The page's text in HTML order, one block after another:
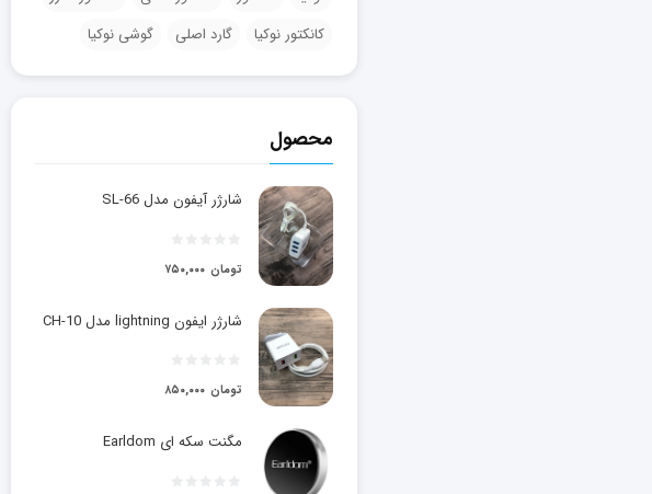
کانکتور نوکیا
گارد اصلی گوشی نوکیا
محصول
شارژر آیفون مدل SL-66
۷۵۰,۰۰۰ تومان
شارژر ایفون lightning مدل CH-10
۸۵۰,۰۰۰ تومان
مگنت سکه ای Earldom